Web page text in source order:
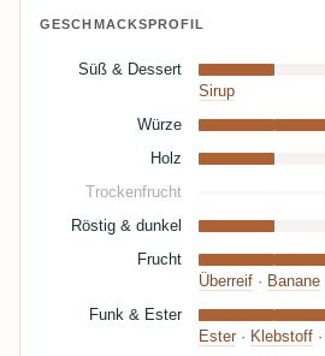
GESCHMACKSPROFIL
Süß & Dessert
Sirup
Würze
Holz
Trockenfrucht
Röstig & dunkel
Frucht
Überreif · Banane
Funk & Ester
Ester · Klebstoff ·